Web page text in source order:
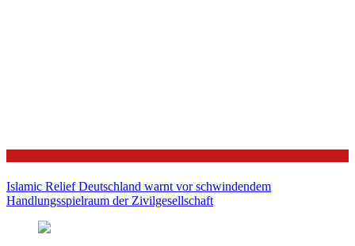
Islamic Relief Deutschland warnt vor schwindendem
Handlungsspielraum der Zivilgesellschaft